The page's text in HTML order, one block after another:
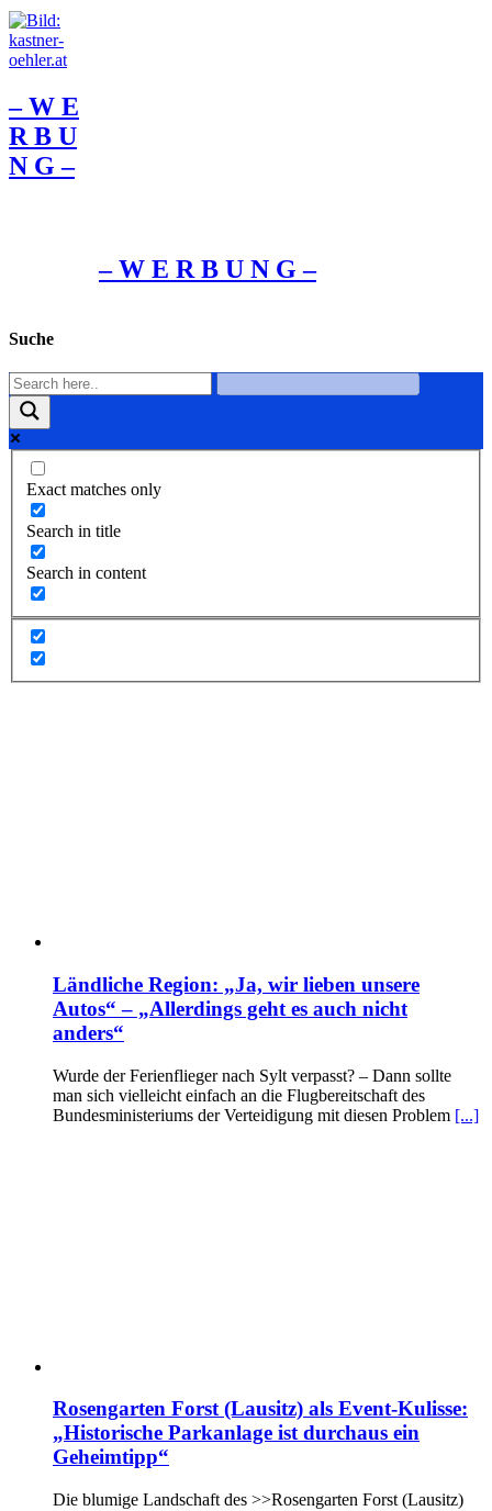
– W Ε
R Β U
Ν G –
– W Ε R Β U Ν G –
Suche
Exact matches only
Search in title
Search in content
Ländliche Region: „Ja, wir lieben unsere
Autos“ – „Allerdings geht es auch nicht
anders“
Wurde der Ferienflieger nach Sylt verpasst? – Dann sollte
man sich vielleicht einfach an die Flugbereitschaft des
Bundesministeriums der Verteidigung mit diesen Problem [...]
Rosengarten Forst (Lausitz) als Event-Kulisse:
„Historische Parkanlage ist durchaus ein
Geheimtipp“
Die blumige Landschaft des >>Rosengarten Forst (Lausitz)